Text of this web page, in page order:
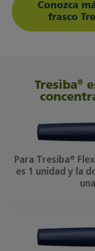
Conozca
frasco
Tresiba®
Para Tresiba ®
es 1 unidad y la